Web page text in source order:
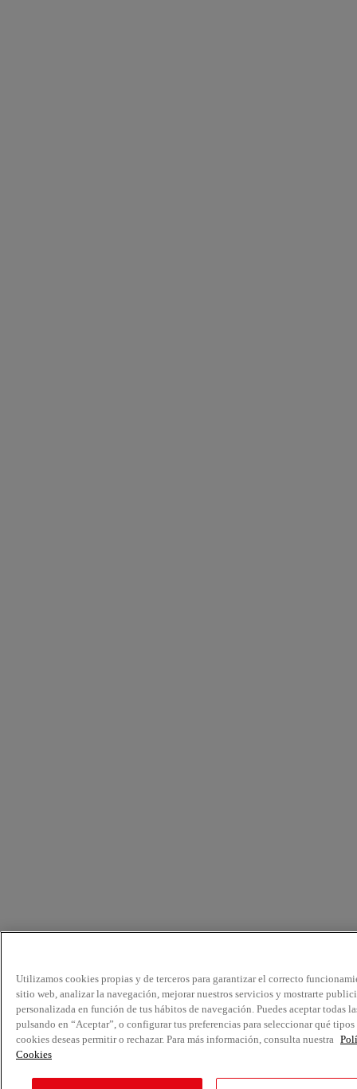
Utilizamos cookies propias y de terceros para garantizar el correcto
sitio web, analizar la navegación, mejorar nuestros servicios y mostrarte
personalizada en función de tus hábitos de navegación. Puedes aceptar todas
pulsando en “Aceptar”, o configurar tus preferencias para seleccionar qué tipos
cookies deseas permitir o rechazar. Para más información, consulta nuestra
Cookies